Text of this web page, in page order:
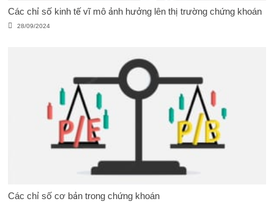
Các chỉ số kinh tế vĩ mô ảnh hưởng lên thị trường chứng khoán
28/09/2024
Các chỉ số cơ bản trong chứng khoán